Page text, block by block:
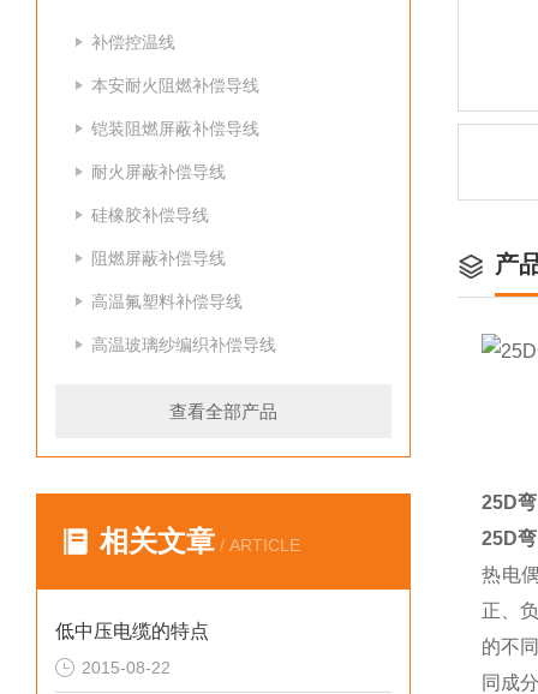
补偿控温线
本安耐火阻燃补偿导线
铠装阻燃屏蔽补偿导线
耐火屏蔽补偿导线
硅橡胶补偿导线
阻燃屏蔽补偿导线
高温氟塑料补偿导线
高温玻璃纱编织补偿导线
查看全部产品
相关文章 / ARTICLE
低中压电缆的特点
2015-08-22
产
25D
25D
热电
正、
的不
同成